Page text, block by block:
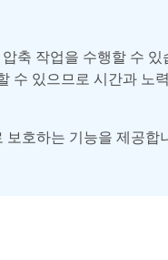
축 작업을 수행할 수 있
수 있으므로 시간과 노
호하는 기능을 제공합